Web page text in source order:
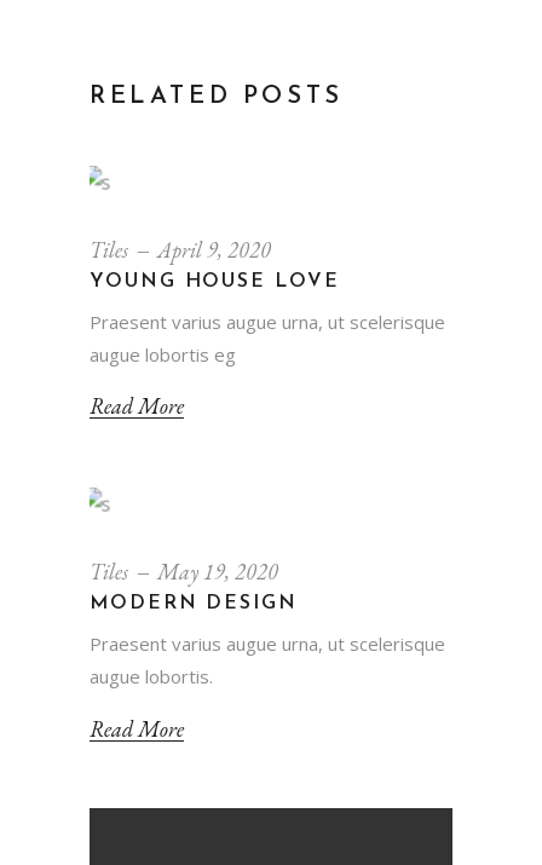
RELATED POSTS
Tiles April 9, 2020
YOUNG HOUSE LOVE
Praesent varius augue urna, ut scelerisque
augue lobortis eg
Read More
Tiles May 19, 2020
MODERN DESIGN
Praesent varius augue urna, ut scelerisque
augue lobortis.
Read More